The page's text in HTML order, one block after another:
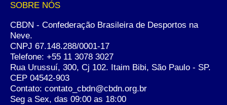
SOBRE NÓS
CBDN - Confederação Brasileira de Desportos na
Neve.
CNPJ 67.148.288/0001-17
Telefone: +55 11 3078 3027
Rua Urussuí, 300, Cj 102. Itaim Bibi, São Paulo - SP.
CEP 04542-903
Contato: contato_cbdn@cbdn.org.br
Seg a Sex, das 09:00 as 18:00